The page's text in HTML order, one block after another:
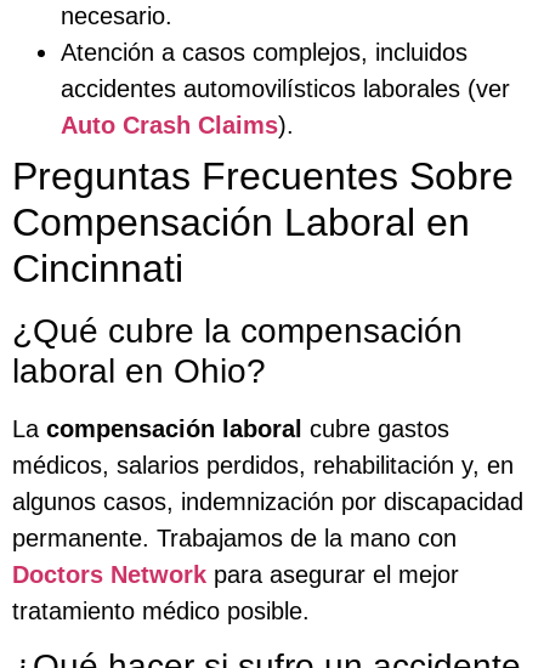
necesario.
Atención a casos complejos, incluidos
accidentes automovilísticos laborales (ver
Auto Crash Claims).
Preguntas Frecuentes Sobre
Compensación Laboral en
Cincinnati
¿Qué cubre la compensación
laboral en Ohio?
La compensación laboral cubre gastos
médicos, salarios perdidos, rehabilitación y, en
algunos casos, indemnización por discapacidad
permanente. Trabajamos de la mano con
Doctors Network para asegurar el mejor
tratamiento médico posible.